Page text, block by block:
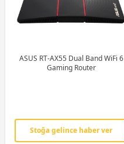
ASUS RT-AX55 Dual Band WiFi 6
Gaming Router
Stoğa gelince haber ver